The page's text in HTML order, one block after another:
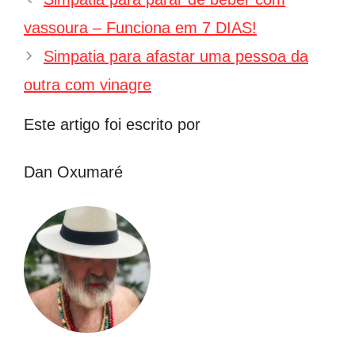
de
vassoura – Funciona em 7 DIAS!
Simpatia para afastar uma pessoa da
outra com vinagre
Este artigo foi escrito por
Dan Oxumaré